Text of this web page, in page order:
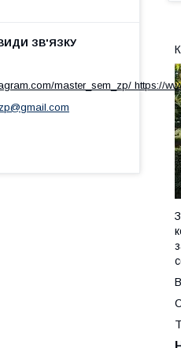
master_sem_zp/ https://